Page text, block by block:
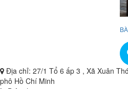
Địa chỉ: 27/1 Tổ 6 ấp 3 , Xã Xuân
phô Hồ Chí Minh